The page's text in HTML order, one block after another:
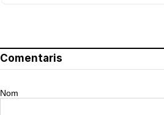
Comentaris
Nom